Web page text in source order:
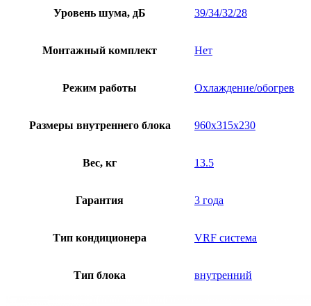
Уровень шума, дБ 39/34/32/28
Монтажный комплект Нет
Режим работы Охлаждение/обогрев
Размеры внутреннего блока 960x315x230
Вес, кг 13.5
Гарантия 3 года
Тип кондиционера VRF система
Тип блока внутренний